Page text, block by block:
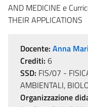
AND MEDICINE e
THEIR APPLICATIONS
Docente: Anna
Crediti: 6
SSD: FIS/07 -
AMBIENTALI,
Organizzazione